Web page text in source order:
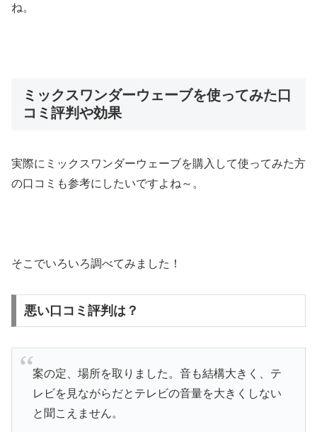
ね。
ミックスワンダーウェーブを使ってみた口
コミ評判や効果
実際にミックスワンダーウェーブを購入して使ってみた方
の口コミも参考にしたいですよね～。
そこでいろいろ調べてみました！
悪い口コミ評判は？
案の定、場所を取りました。音も結構大きく、テ
レビを見ながらだとテレビの音量を大きくしない
と聞こえません。